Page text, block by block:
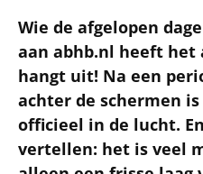
Wie de afgelopen
aan abhb.nl heeft het
hangt uit! Na een
achter de schermen
officieel in de lucht.
vertellen: het is veel